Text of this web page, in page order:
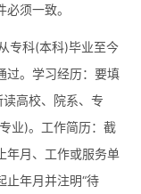
须一致。
专科(本科)毕业至今
过。学习经历：要填
高校、院系、专
业)。工作简历：截
年月、工作或服务单
止年月并注明“待